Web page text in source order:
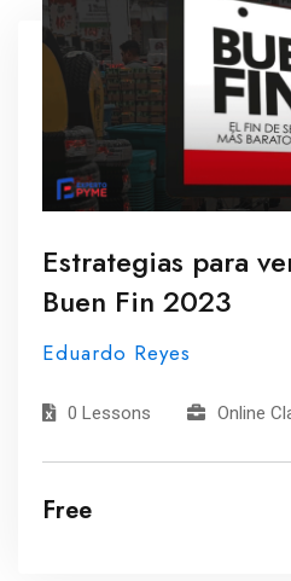
Estrategias para
Buen Fin 2023
Eduardo Reyes
0 Lessons Online
Free